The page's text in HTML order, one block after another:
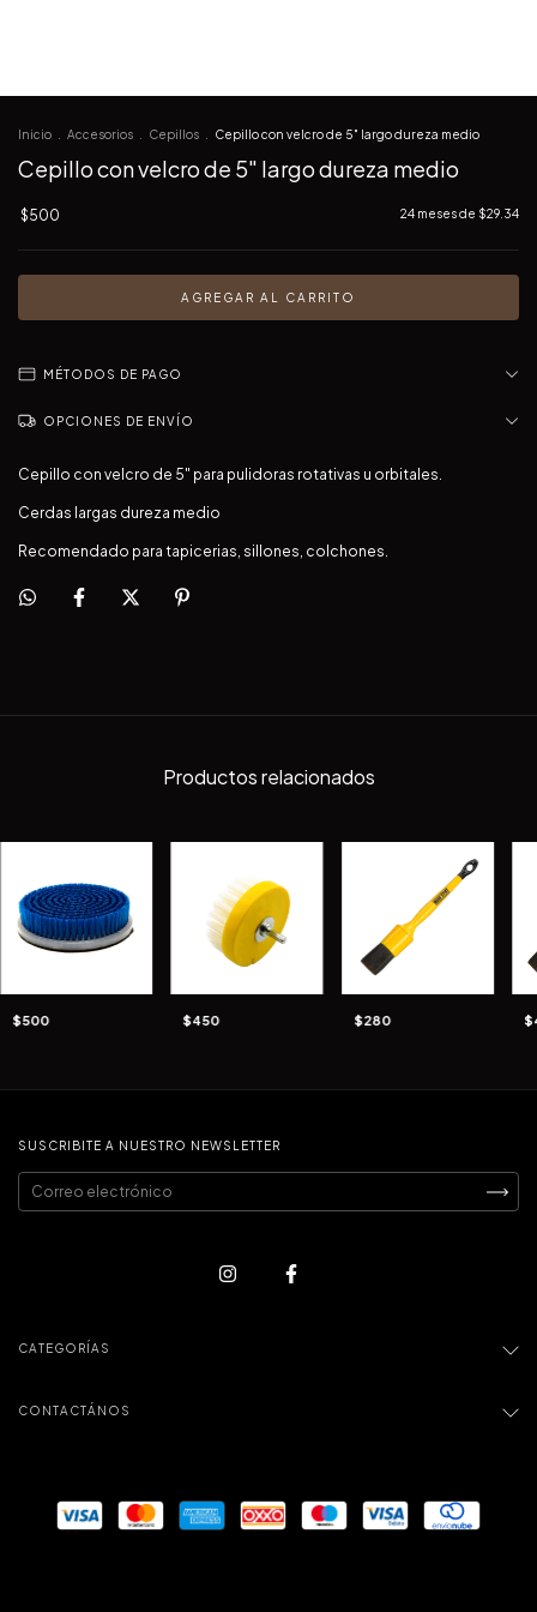
Inicio Accesorios Cepillos Cepillo con velcro de 5" largo dureza medio
Cepillo con velcro de 5" largo dureza medio
$500 24 meses de $29.34
MÉTODOS DE PAGO
OPCIONES DE ENVÍO
Cepillo con velcro de 5" para pulidoras rotativas u orbitales.
Cerdas largas dureza medio
Recomendado para tapicerias, sillones, colchones.
Productos relacionados
$500 $450 $280
SUSCRIBITE A NUESTRO NEWSLETTER
CATEGORÍAS
CONTACTÁNOS